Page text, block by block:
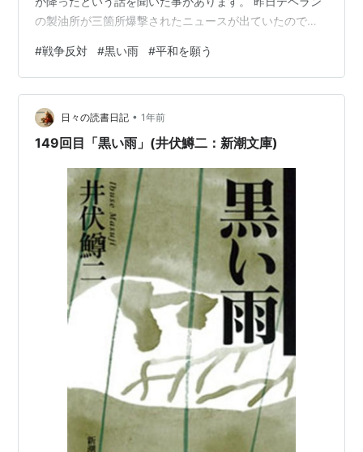
の製油所が三箇所爆撃されたニュースが出ていたので爆
なんとも悲惨な話ですよね。 戦争ってこういう事です
よ。 イランは強い国を目指したんです。 強い武力によっ
て抑制力になるはずだったんです。 今高市政権が言って
る事、やろうとしている事と同じですよ。 強くなりすぎ
たと近隣のあの悪魔の国に目をつけられたんです。 御免
#戦争反対 #黒い雨 #平和を願う
日々の読書日記 • 1年前
149回目「黒い雨」(井伏鱒二：新潮文庫)